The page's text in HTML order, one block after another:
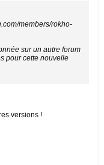
members/rokho-
sur un autre forum
pour cette nouvelle
versions !